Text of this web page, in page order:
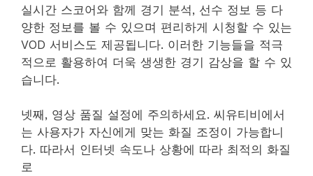
실시간 스코어와 함께 경기 분석, 선수 정보 등 다
양한 정보를 볼 수 있으며 편리하게 시청할 수 있는
VOD 서비스도 제공됩니다. 이러한 기능들을 적극
적으로 활용하여 더욱 생생한 경기 감상을 할 수 있
습니다.
넷째, 영상 품질 설정에 주의하세요. 씨유티비에서
는 사용자가 자신에게 맞는 화질 조정이 가능합니
다. 따라서 인터넷 속도나 상황에 따라 최적의 화질
로